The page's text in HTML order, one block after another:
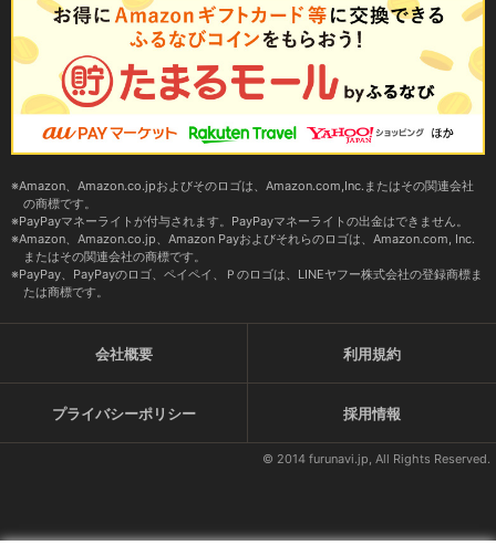
Amazon、Amazon.co.jpおよびそのロゴは、Amazon.com,Inc.またはその関連会社
の商標です。
PayPayマネーライトが付与されます。PayPayマネーライトの出金はできません。
Amazon、Amazon.co.jp、Amazon Payおよびそれらのロゴは、Amazon.com, Inc.
またはその関連会社の商標です。
PayPay、PayPayのロゴ、ペイペイ、Ｐのロゴは、LINEヤフー株式会社の登録商標ま
たは商標です。
会社概要 利用規約
プライバシーポリシー 採用情報
© 2014 furunavi.jp, All Rights Reserved.